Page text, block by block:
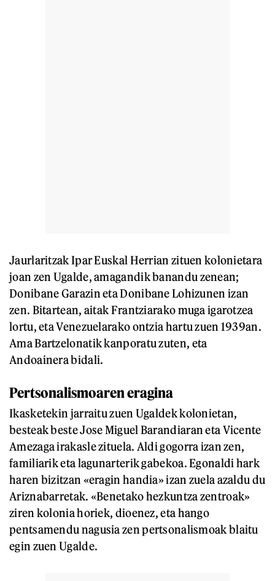
Jaurlaritzak Ipar Euskal Herrian zituen kolonietara
joan zen Ugalde, amagandik banandu zenean;
Donibane Garazin eta Donibane Lohizunen izan
zen. Bitartean, aitak Frantziarako muga igarotzea
lortu, eta Venezuelarako ontzia hartu zuen 1939an.
Ama Bartzelonatik kanporatu zuten, eta
Andoainera bidali.
Pertsonalismoaren eragina
Ikasketekin jarraitu zuen Ugaldek kolonietan,
besteak beste Jose Miguel Barandiaran eta Vicente
Amezaga irakasle zituela. Aldi gogorra izan zen,
familiarik eta lagunarterik gabekoa. Egonaldi hark
haren bizitzan «eragin handia» izan zuela azaldu du
Ariznabarretak. «Benetako hezkuntza zentroak»
ziren kolonia horiek, dioenez, eta hango
pentsamendu nagusia zen pertsonalismoak blaitu
egin zuen Ugalde.